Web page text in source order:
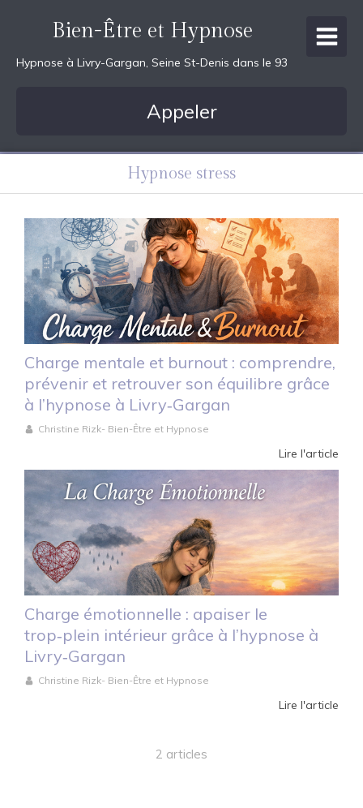
Bien-Être et Hypnose
Hypnose à Livry-Gargan, Seine St-Denis dans le 93
Appeler
Hypnose stress
Charge mentale et burnout : comprendre,
prévenir et retrouver son équilibre grâce
à l’hypnose à Livry‑Gargan
Christine Rizk- Bien-Être et Hypnose
Lire l'article
Charge émotionnelle : apaiser le
trop‑plein intérieur grâce à l’hypnose à
Livry‑Gargan
Christine Rizk- Bien-Être et Hypnose
Lire l'article
2 articles